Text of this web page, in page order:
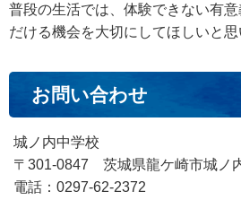
普段の生活では、体験できない有
だける機会を大切にしてほしいと思
お問い合わせ
城ノ内中学校
〒301-0847 茨城県龍ケ崎市城ノ
電話：0297-62-2372